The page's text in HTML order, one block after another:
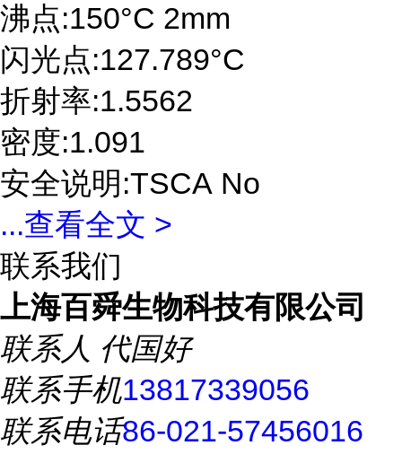
沸点:150°C 2mm
闪光点:127.789°C
折射率:1.5562
密度:1.091
安全说明:TSCA No
...查看全文 >
联系我们
上海百舜生物科技有限公司
联系人 代国好
联系手机13817339056
联系电话86-021-57456016